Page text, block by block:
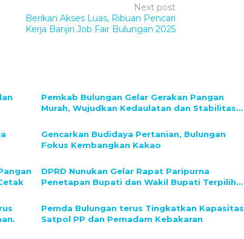
Next post
Berikan Akses Luas, Ribuan Pencari
Kerja Banjiri Job Fair Bulungan 2025
Pemkab Bulungan Gelar Gerakan Pangan
Murah, Wujudkan Kedaulatan dan Stabilitas
Gencarkan Budidaya Pertanian, Bulungan
Fokus Kembangkan Kakao
DPRD Nunukan Gelar Rapat Paripurna
Penetapan Bupati dan Wakil Bupati Terpilih
Pemda Bulungan terus Tingkatkan Kapasitas
Satpol PP dan Pemadam Kebakaran